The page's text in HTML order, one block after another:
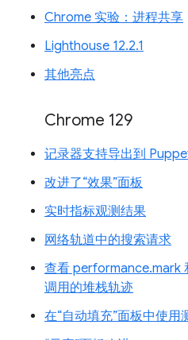
Chrome 实验：进程共享
Lighthouse 12.2.1
其他亮点
Chrome 129
记录器支持导出到
改进了“效果”面板
实时指标观测结果
网络轨道中的搜索请求
查看 performance.mark
调用的堆栈轨迹
在“自动填充”面板中使用